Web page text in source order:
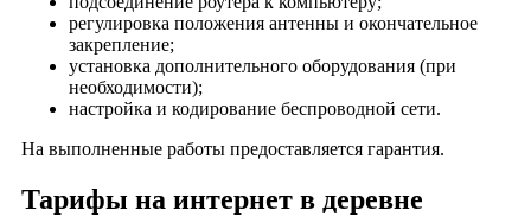
регулировка положения антенны и окончательное
закрепление;
установка дополнительного оборудования (при
необходимости);
настройка и кодирование беспроводной сети.
На выполненные работы предоставляется гарантия.
Тарифы на интернет в деревне